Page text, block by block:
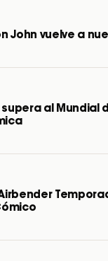
John vuelve a
al Mundial